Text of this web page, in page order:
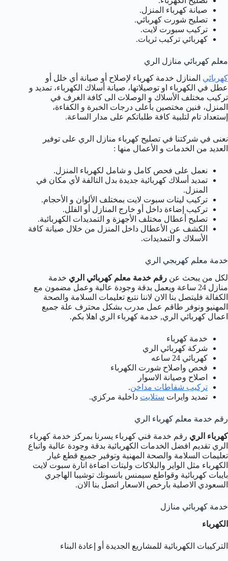
صيانة كهرباء المنزل.
تصليح شورت كهربائي.
تركيب سبورت لايت.
كهربائي تركيب ثريات.
معلم كهربائي منازل الري
كهربائي المنازل خدمة كهرباء لإصلاح أو صيانة أي خلل أو
عطل في الكهرباء او توصيلاتها، صيانة أسلاك الكهرباء، تمديد و
تركيب مختلف الأسلاك و الوصلات الى كافة الغرف في
المنزل، فنين مختصين بأعلى درجات الخبرة و الكفاءة،
إستعداد تام لتلبية كافة طلباتكم على مدار الساعة.
نعنى في شركتنا في تصليح كهرباء منازل الري على توفير
العديد من الخدمات و الأعمال منها :
نعمل على فحص كامل و شامل لكهرباء المنزل.
تمديد أسلاك كهربائية جديدة بدل التالفة لأي مكان في
المنزل.
تركيب ليتات سبوت لايت بمختلف الألوان و الأحجام.
تركيب إضاءة داخل أو خارج المنازل أو الفلل.
تصليح أعطال مختلف الأجهزة و التمديدات الكهربائية.
الكشف عن الأعطال داخل المنزل من خلال صيانة كافة
الأسلاك و التمديدات.
خدمة معلم كهربجي الري
لكل من يبحث عن رقم خدمة معلم كهربائي الري خدمة
منازل 24 ساعة ويعمل بدقة وجودة عالية وعمل مضمون مع
الكفالة فليتصل بنا الان لاننا نتبع تعليمات السلامة والصحة
المهنيو ونوفر طاقم عمل مدرب بشكل محترف علة جميع
اعمال كهربائي الري, خدمة كهرباء الري اهلا بكم.
خدمة كهرباء
شركة كهربائي الري
كهربائي 24 ساعه
فحص واصلاح شورت الكهرباء
اصلاح وصيانة الاسوار
تركيب شفاطات مداخن.
تمديد وايرات ستلايت داخلية مركزي.
رقم خدمة معلم كهرباء الري
كهرباء الري رقم خدمة فني كهرباء يسرنا بمركز خدمة كهرباء
الري تقديم افضل الخدمات الكهربائية بدقة وجودة عالية واتباع
تعليمات السلامة والصحة المهنية وتوفير جميع قطع غيار
الكهرباء مثل الواير والبلاكات وليتات اضاءة انارة سبوت لايت
بايبات كهربائية وقواطع سيمنس بانسونك توشيبا الهاجري
السعودي الاصلية بارخص الاسعار اتصل بنا الان.
خدمة كهربائي منازل
الكهرباء
التركيبات الكهربائية للمشاريع الجديدة أو إعادة البناء